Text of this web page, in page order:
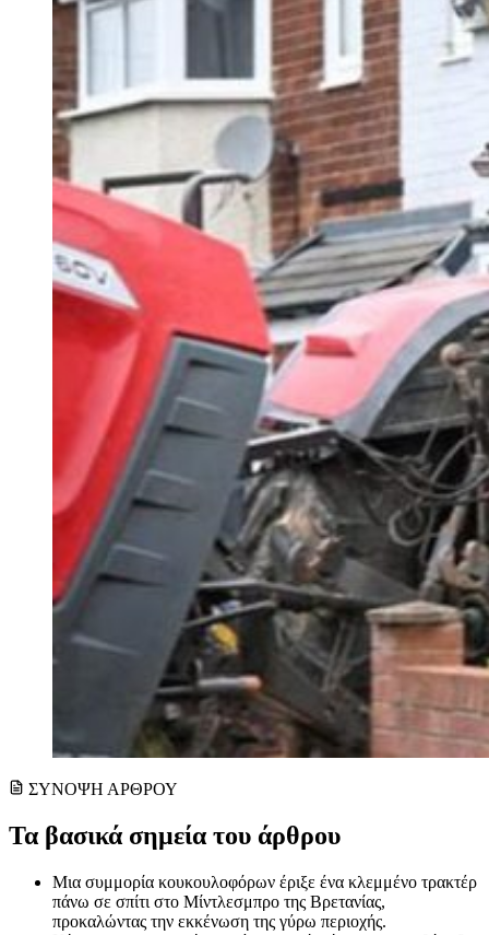
ΣΥΝΟΨΗ ΑΡΘΡΟΥ
Τα βασικά σημεία του άρθρου
Μια συμμορία κουκουλοφόρων έριξε ένα κλεμμένο τρακτέρ
πάνω σε σπίτι στο Μίντλεσμπρο της Βρετανίας,
προκαλώντας την εκκένωση της γύρω περιοχής.